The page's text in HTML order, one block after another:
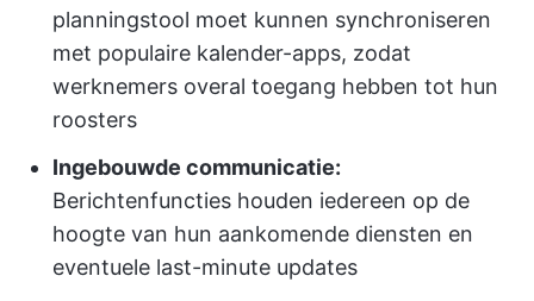
planningstool moet kunnen synchroniseren
met populaire kalender-apps, zodat
werknemers overal toegang hebben tot hun
roosters
Ingebouwde communicatie:
Berichtenfuncties houden iedereen op de
hoogte van hun aankomende diensten en
eventuele last-minute updates